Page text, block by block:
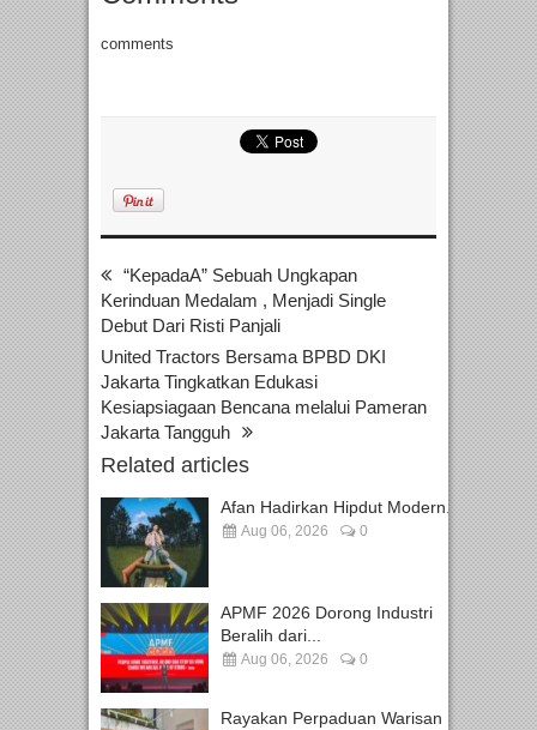
comments
“KepadaA” Sebuah Ungkapan
Kerinduan Medalam , Menjadi Single
Debut Dari Risti Panjali
United Tractors Bersama BPBD DKI
Jakarta Tingkatkan Edukasi
Kesiapsiagaan Bencana melalui Pameran
Jakarta Tangguh
Related articles
Afan Hadirkan Hipdut Modern...
Aug 06, 2026 0
APMF 2026 Dorong Industri
Beralih dari...
Aug 06, 2026 0
Rayakan Perpaduan Warisan